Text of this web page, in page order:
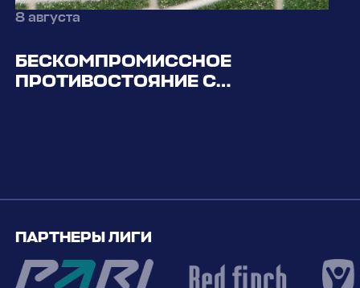
8 августа
БЕСКОМПРОМИССНОЕ
ПРОТИВОСТОЯНИЕ С
ПАРТНЕРЫ ЛИГИ